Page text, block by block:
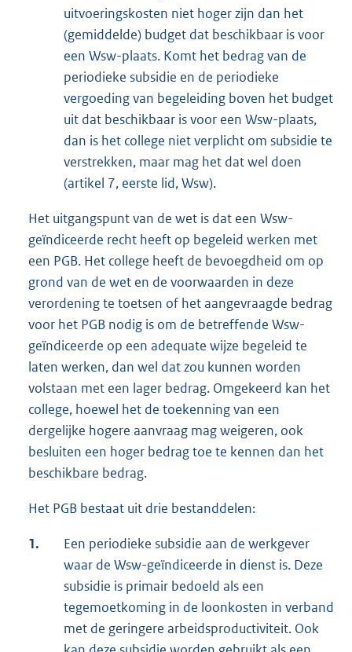
uitvoeringskosten niet hoger zijn dan het
(gemiddelde) budget dat beschikbaar is voor
een Wsw-plaats. Komt het bedrag van de
periodieke subsidie en de periodieke
vergoeding van begeleiding boven het budget
uit dat beschikbaar is voor een Wsw-plaats,
dan is het college niet verplicht om subsidie te
verstrekken, maar mag het dat wel doen
(artikel 7, eerste lid, Wsw).
Het uitgangspunt van de wet is dat een Wsw-
geïndiceerde recht heeft op begeleid werken met
een PGB. Het college heeft de bevoegdheid om op
grond van de wet en de voorwaarden in deze
verordening te toetsen of het aangevraagde bedrag
voor het PGB nodig is om de betreffende Wsw-
geïndiceerde op een adequate wijze begeleid te
laten werken, dan wel dat zou kunnen worden
volstaan met een lager bedrag. Omgekeerd kan het
college, hoewel het de toekenning van een
dergelijke hogere aanvraag mag weigeren, ook
besluiten een hoger bedrag toe te kennen dan het
beschikbare bedrag.
Het PGB bestaat uit drie bestanddelen:
1.
Een periodieke subsidie aan de werkgever
waar de Wsw-geïndiceerde in dienst is. Deze
subsidie is primair bedoeld als een
tegemoetkoming in de loonkosten in verband
met de geringere arbeidsproductiviteit. Ook